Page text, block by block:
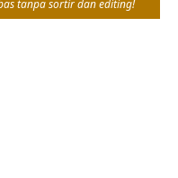
tanpa sortir dan editing!